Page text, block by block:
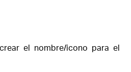
el nombre/icono para el